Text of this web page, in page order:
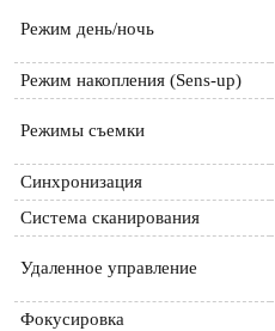
Режим день/ночь
Режим накопления (Sens-up)
Режимы съемки
Синхронизация
Система сканирования
Удаленное управление
Фокусировка